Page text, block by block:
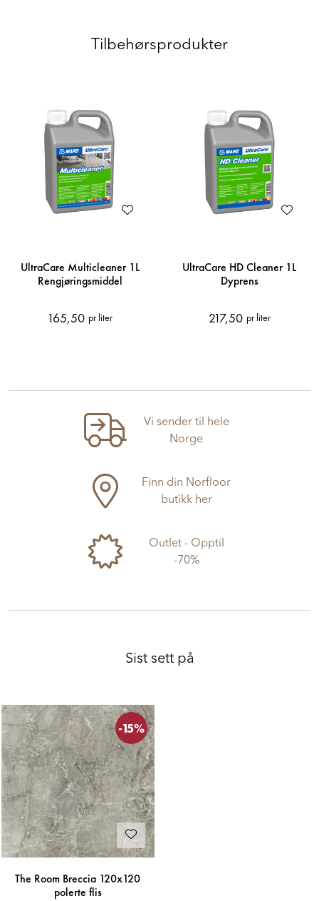
Tilbehørsprodukter
UltraCare Multicleaner 1L
Rengjøringsmiddel
165,50 pr liter
UltraCare HD Cleaner 1L
Dyprens
217,50 pr liter
Vi sender til hele
Norge
Finn din Norfloor
butikk her
Outlet - Opptil
-70%
Sist sett på
-15%
The Room Breccia 120x120
polerte flis